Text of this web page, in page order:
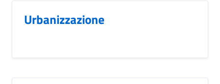
Urbanizzazione